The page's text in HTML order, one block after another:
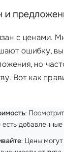
и
с ценами.
ошибку,
но
Вот как
:
есть
: Цены